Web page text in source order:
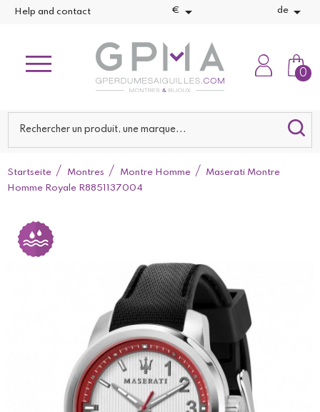
Help and contact €  de 
0
Startseite Montres Montre Homme
Maserati Montre
Homme Royale R8851137004